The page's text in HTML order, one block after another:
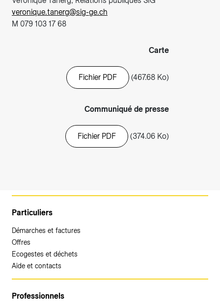
veronique.tanerg@sig-ge.ch
M 079 103 17 68
Carte
Fichier PDF (467.68 Ko)
Communiqué de presse
Fichier PDF (374.06 Ko)
Particuliers
Démarches et factures
Offres
Ecogestes et déchets
Aide et contacts
Professionnels